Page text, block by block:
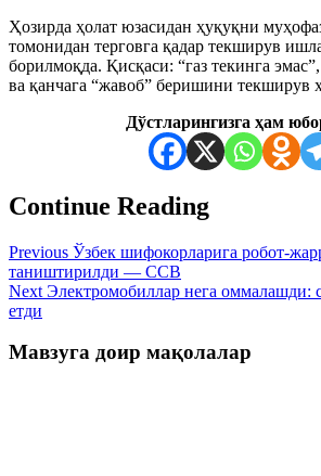
Ҳозирда ҳолат юзасидан ҳуқуқни
томонидан терговга қадар текширув
борилмоқда. Қисқаси: “газ текинга
ва қанчага “жавоб” беришини текширув
Дўстларингизга ҳам
Continue Reading
Previous Ўзбек шифокорларига робот-
таништирилди — ССВ
Next Электромобиллар нега оммалашди:
етди
Мавзуга доир мақолалар